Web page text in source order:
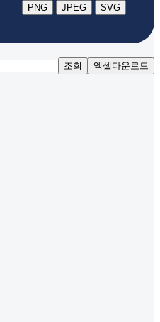
PNG JPEG SVG
조회 엑셀다운로드